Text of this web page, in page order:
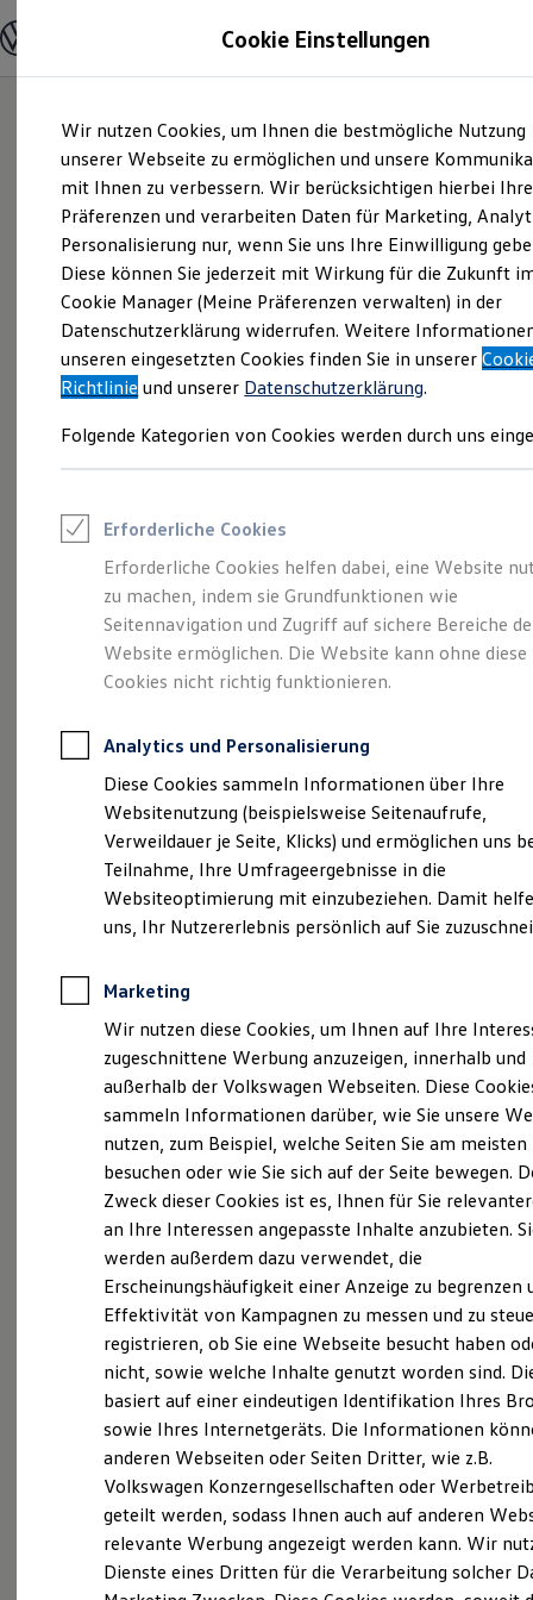
Hauptinhalt
springen
Footer
springen
Modelle und Konfigurator
Modelle vergleichen
Elektroautos
ENERGY Sondermodelle
Nutzfahrzeuge
SUV und CUV
Familienautos
Kombis
Kompaktwagen
Sportwagen
Schnell verfügbare Fahrzeuge
Angebote und Produkte
Aktuelle Angebote
E-Auto-Förderung
Volkswagen Marktplatz
Junge Gebrauchtwagen und Gebrauchtwagen
Saisonangebote
Leasing
Leasing-Angebote
Gebrauchtwagen Leasing
Junge Gebrauchtwagen-Leasing
Elektroauto Leasing
Kleinwagen-Leasing
Leasing ohne Anzahlung
Autokredit mit Schlussrate
Versicherungen und Garantien
Kfz-Versicherung
Restschuldversicherungen
Garantien
Wartungsverträge
Geschäftskunden
Professional Class bei Volkswagen
Großkunden
Behörden
Anpfiff zum Gewinn
Elektroautos
ID. Tutorials
Elektrofahrzeugkonzepte
Reichweite
Reichweite der ID. Modelle
Reichweite im Winter
Laden
Laden unterwegs
Laden Zuhause
Ladezeitensimulator
Batterie
Sicherheit
Garantie und Lebensdauer
Nachhaltigkeit
Technologie
Kosten und Kauf
Verbrauchskosten
Kaufoptionen
E-Auto-Förderung
Software und Konnektivität
Die ID. Software 6
ID. Software Versionen und Updates
Digitale Extras
Schnittstellen zu Ihrem ID.
Volkswagen Economy
Service - Autohaus
Tröndle
( Impressum & Rechtliches
UnsereLeistungen
Das Leistungsspektrum reicht von Checks,
Services und günstigen Teilen über den Wechsel
von Verschleißteilen bis hin zu Reparaturen.
Benötigen Sie eine Glasreparatur wegen eines
Steinschlags? Ist es Zeit für den nächsten
Ölwechsel bei Ihrem Volkswagenoder möchten
Sie die Batterie Ihres Fahrzeugs überprüfen
lassen? Fragen Sie den gewünschtenServicegern
bei uns an.
Serviceanfrage stellen
Cookie Einstellungen
Wir nutzen Cookies, um Ihnen die bestmögliche Nutzung
unserer Webseite zu ermöglichen und unsere
mit Ihnen zu verbessern. Wir berücksichtigen hierbei Ihre
Präferenzen und verarbeiten Daten für Marketing,
Personalisierung nur, wenn Sie uns Ihre Einwilligung
Diese können Sie jederzeit mit Wirkung für die Zukunft
Cookie Manager (Meine Präferenzen verwalten) in der
Datenschutzerklärung widerrufen. Weitere
unseren eingesetzten Cookies finden Sie in unserer
Richtlinie und unserer Datenschutzerklärung.
Folgende Kategorien von Cookies werden durch uns
Erforderliche Cookies
Erforderliche Cookies helfen dabei, eine Website
zu machen, indem sie Grundfunktionen wie
Seitennavigation und Zugriff auf sichere Bereiche
Website ermöglichen. Die Website kann ohne diese
Cookies nicht richtig funktionieren.
Analytics und Personalisierung
Diese Cookies sammeln Informationen über Ihre
Websitenutzung (beispielsweise Seitenaufrufe,
Verweildauer je Seite, Klicks) und ermöglichen uns
Teilnahme, Ihre Umfrageergebnisse in die
Websiteoptimierung mit einzubeziehen. Damit
uns, Ihr Nutzererlebnis persönlich auf Sie
Marketing
Wir nutzen diese Cookies, um Ihnen auf Ihre
zugeschnittene Werbung anzuzeigen, innerhalb und
außerhalb der Volkswagen Webseiten. Diese
sammeln Informationen darüber, wie Sie unsere
nutzen, zum Beispiel, welche Seiten Sie am meisten
besuchen oder wie Sie sich auf der Seite bewegen.
Zweck dieser Cookies ist es, Ihnen für Sie
an Ihre Interessen angepasste Inhalte anzubieten.
werden außerdem dazu verwendet, die
Erscheinungshäufigkeit einer Anzeige zu begrenzen
Effektivität von Kampagnen zu messen und zu
registrieren, ob Sie eine Webseite besucht haben
nicht, sowie welche Inhalte genutzt worden sind.
basiert auf einer eindeutigen Identifikation Ihres
sowie Ihres Internetgeräts. Die Informationen
anderen Webseiten oder Seiten Dritter, wie z.B.
Volkswagen Konzerngesellschaften oder
geteilt werden, sodass Ihnen auch auf anderen
relevante Werbung angezeigt werden kann. Wir
Dienste eines Dritten für die Verarbeitung solcher